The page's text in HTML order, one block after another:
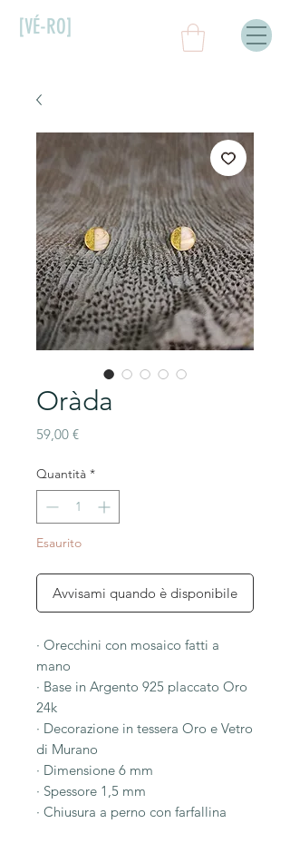
[VÉ-RO]
Oràda
59,00 €Prezzo
Quantità *
Esaurito
Avvisami quando è disponibile
· Orecchini con mosaico fatti a
mano
· Base in Argento 925 placcato Oro
24k
· Decorazione in tessera Oro e Vetro
di Murano
· Dimensione 6 mm
· Spessore 1,5 mm
· Chiusura a perno con farfallina